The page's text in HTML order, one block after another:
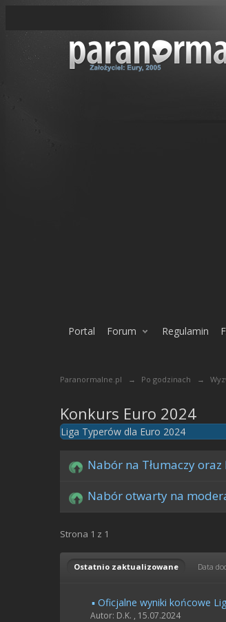
Portal Forum Regulamin
Paranormalne.pl → Po godzinach →
Konkurs Euro 2024
Liga Typerów dla Euro 2024
Nabór na Tłumaczy
Nabór otwarty na
Strona 1 z 1
Ostatnio zaktualizowane Data
▪️ Oficjalne wyniki końcowe
Autor: D.K. , 15.07.2024